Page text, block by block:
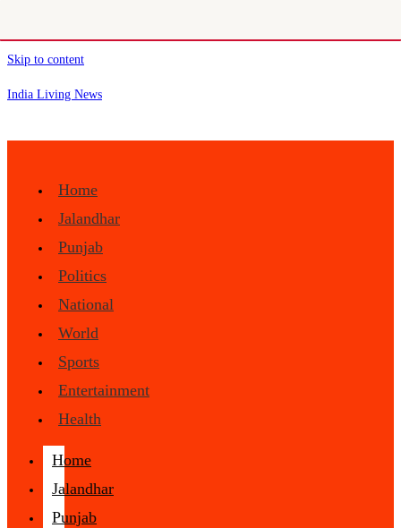
Skip to content
India Living News
Home
Jalandhar
Punjab
Politics
National
World
Sports
Entertainment
Health
Home
Jalandhar
Punjab